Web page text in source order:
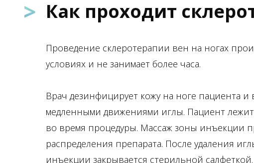
Как проходит
>
Проведение склеротерапии вен на ногах
условиях и не занимает более часа.
Врач дезинфицирует кожу на ноге пациента и
медленными движениями иглы. Пациент
во время процедуры. Массаж зоны инъекции
распределения препарата. После удаления
инъекции закрывается стерильной